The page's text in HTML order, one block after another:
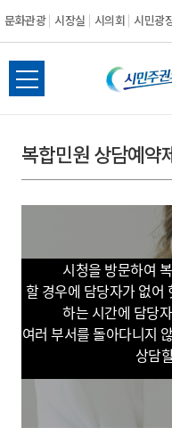
문화관광 시장실 시의회 시민광
전
체
뉴
열
복합민원 상담예약
시청을 방문하여
할 경우에 담당자가 없어
하는 시간에 담당
여러 부서를 돌아다니지
상담